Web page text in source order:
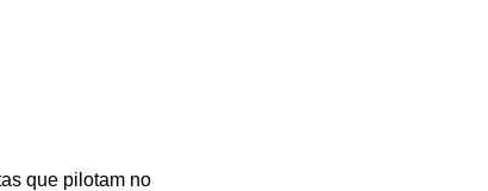
que pilotam no